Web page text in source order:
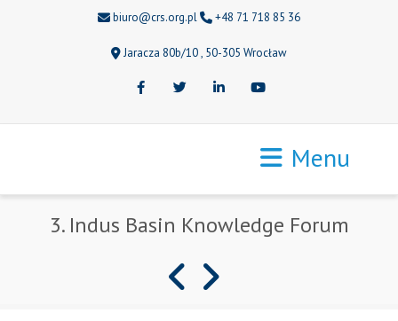
biuro@crs.org.pl +48 71 718 85 36
Jaracza 80b/10 , 50-305 Wrocław
FacebookTwitter LinkedInYoutube
Menu
3. Indus Basin Knowledge Forum